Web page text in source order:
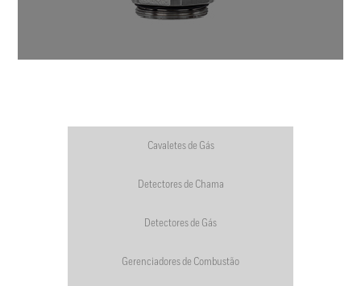
Cavaletes de Gás
Detectores de Chama
Detectores de Gás
Gerenciadores de Combustão